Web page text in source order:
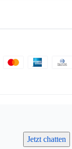
Jetzt chatten